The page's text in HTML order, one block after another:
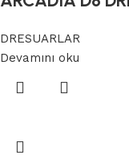
DRESUARLAR
Devamını oku